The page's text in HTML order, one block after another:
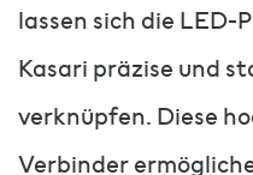
lassen sich die LED-
Kasari präzise und
verknüpfen. Diese
Verbinder